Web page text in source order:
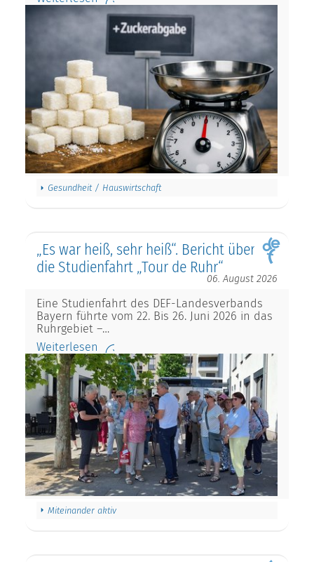
Gesundheit / Hauswirtschaft
„Es war heiß, sehr heiß“. Bericht über
die Studienfahrt „Tour de Ruhr“
06. August 2026
Eine Studienfahrt des DEF-Landesverbands
Bayern führte vom 22. Bis 26. Juni 2026 in das
Ruhrgebiet –…
Weiterlesen
Miteinander aktiv